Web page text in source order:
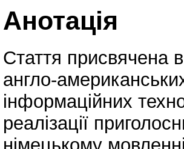
Анотація
Стаття присвячена
англо-
інформаційних
реалізації